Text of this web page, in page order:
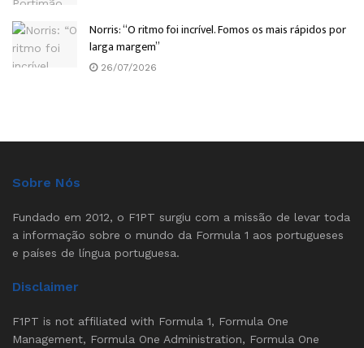
Norris: “O ritmo foi incrível. Fomos os mais rápidos por
larga margem”
26/07/2026
Sobre Nós
Fundado em 2012, o F1PT surgiu com a missão de levar toda
a informação sobre o mundo da Formula 1 aos portugueses
e países de língua portuguesa.
Disclaimer
F1PT is not affiliated with Formula 1, Formula One
Management, Formula One Administration, Formula One